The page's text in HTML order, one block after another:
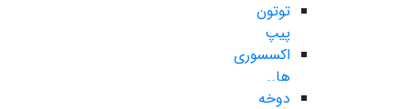
توتون
پیپ
اکسسوری
ها..
دوخه